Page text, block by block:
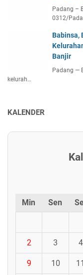
Padang –
0312/
Babinsa,
Banjir
Padang —
kelurah…
KALENDER
Min Sen
2 3 4
9 10 11